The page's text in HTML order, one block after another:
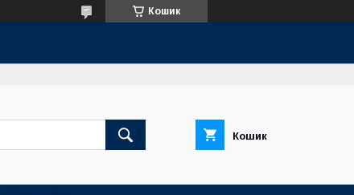
Кошик
Кошик